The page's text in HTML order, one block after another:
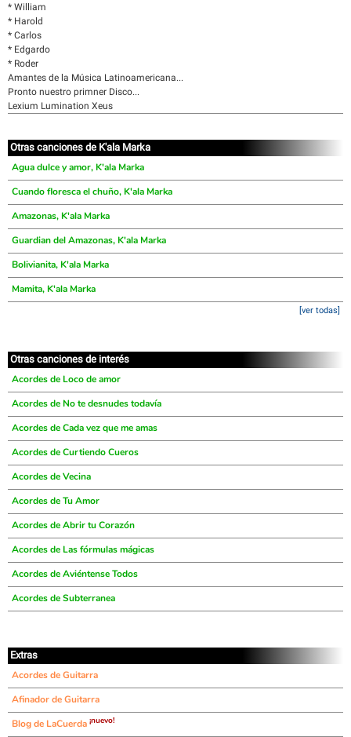
* William
* Harold
* Carlos
* Edgardo
* Roder
Amantes de la Música Latinoamericana...
Pronto nuestro primner Disco...
Lexium Lumination Xeus
Otras canciones de K'ala Marka
Agua dulce y amor, K'ala Marka
Cuando floresca el chuño, K'ala Marka
Amazonas, K'ala Marka
Guardian del Amazonas, K'ala Marka
Bolivianita, K'ala Marka
Mamita, K'ala Marka
[ver todas]
Otras canciones de interés
Acordes de Loco de amor
Acordes de No te desnudes todavía
Acordes de Cada vez que me amas
Acordes de Curtiendo Cueros
Acordes de Vecina
Acordes de Tu Amor
Acordes de Abrir tu Corazón
Acordes de Las fórmulas mágicas
Acordes de Aviéntense Todos
Acordes de Subterranea
Extras
Acordes de Guitarra
Afinador de Guitarra
Blog de LaCuerda ¡nuevo!